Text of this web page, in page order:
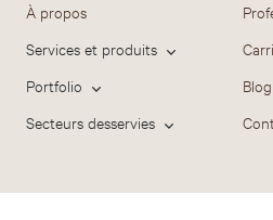
À propos
Services et produits
Portfolio
Secteurs desservies